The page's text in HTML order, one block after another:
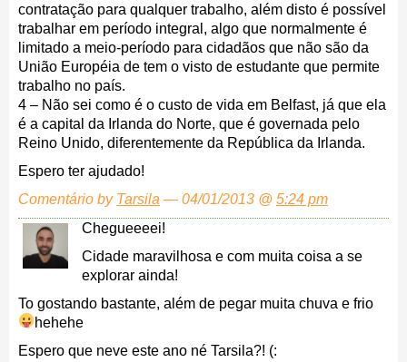
contratação para qualquer trabalho, além disto é possível
trabalhar em período integral, algo que normalmente é
limitado a meio-período para cidadãos que não são da
União Européia de tem o visto de estudante que permite
trabalho no país.
4 – Não sei como é o custo de vida em Belfast, já que ela
é a capital da Irlanda do Norte, que é governada pelo
Reino Unido, diferentemente da República da Irlanda.
Espero ter ajudado!
Comentário by Tarsila — 04/01/2013 @ 5:24 pm
Chegueeeei!
Cidade maravilhosa e com muita coisa a se
explorar ainda!
To gostando bastante, além de pegar muita chuva e frio
hehehe
Espero que neve este ano né Tarsila?! (: